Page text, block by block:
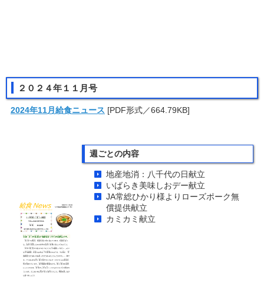
２０２４年１１月号
2024年11月給食ニュース [PDF形式／664.79KB]
週ごとの内容
地産地消：八千代の日献立
いばらき美味しおデー献立
JA常総ひかり様よりローズポーク無
償提供献立
カミカミ献立